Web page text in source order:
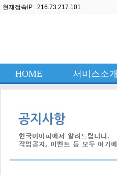
현재접속IP : 216.73.217.101
HOME 서비스소개